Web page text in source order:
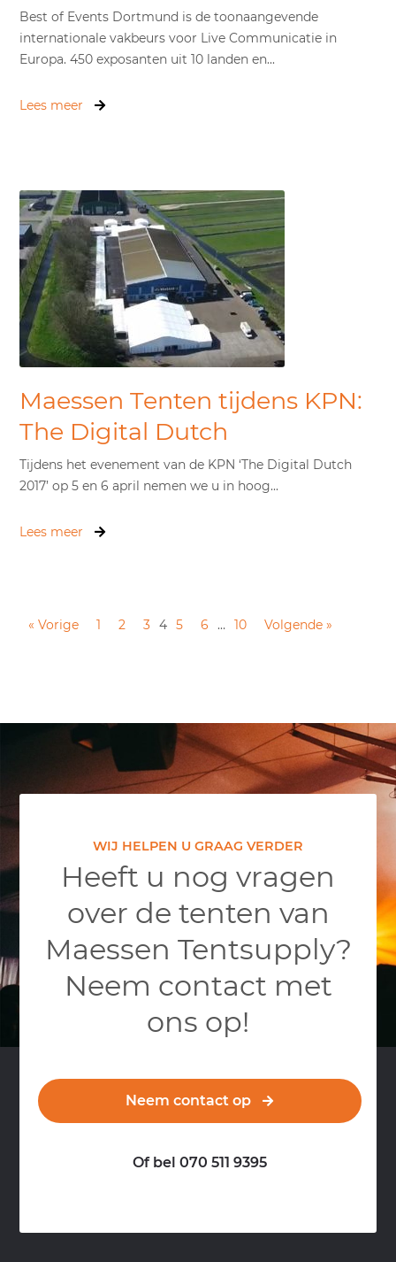
Best of Events Dortmund is de toonaangevende
internationale vakbeurs voor Live Communicatie in
Europa. 450 exposanten uit 10 landen en...
Lees meer
Maessen Tenten tijdens KPN:
The Digital Dutch
Tijdens het evenement van de KPN ‘The Digital Dutch
2017’ op 5 en 6 april nemen we u in hoog...
Lees meer
« Vorige 1 2 3 4 5 6 … 10 Volgende »
WIJ HELPEN U GRAAG VERDER
Heeft u nog vragen
over de tenten van
Maessen Tentsupply?
Neem contact met
ons op!
Neem contact op
Of bel 070 511 9395